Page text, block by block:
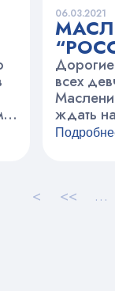
06.03.2021
всех
ждать
шутки,
< << …